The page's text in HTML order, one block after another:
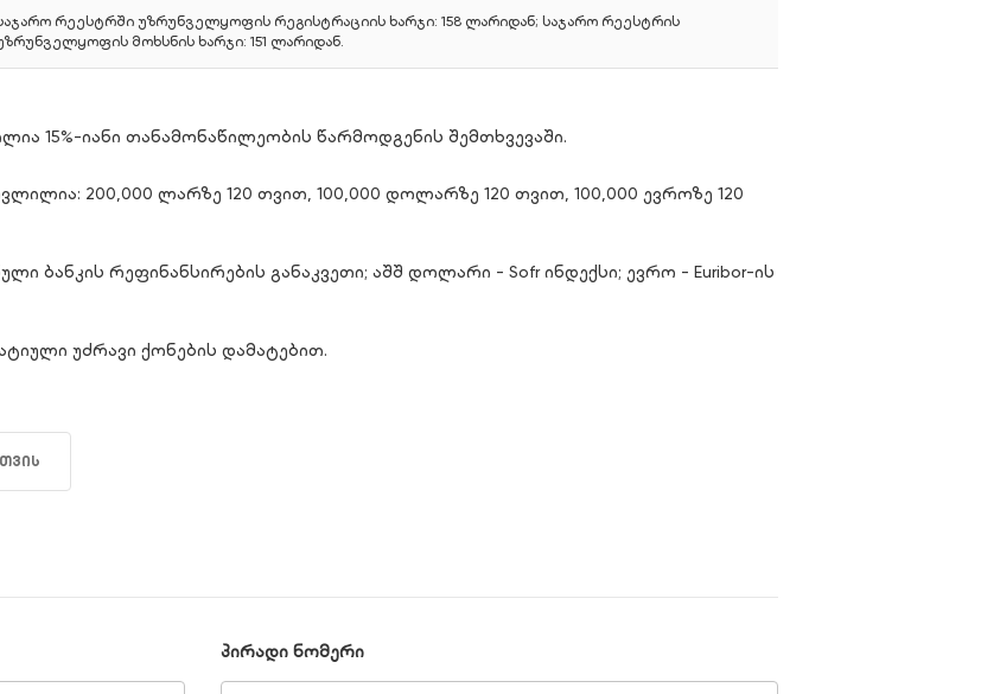
რეესტრში უზრუნველყოფის რეგისტრაციის ხარჯი: 158 ლარიდან; საჯარო რეესტრის
მოხსნის ხარჯი: 151 ლარიდან.
15%-იანი თანამონაწილეობის წარმოდგენის შემთხვევაში.
200,000 ლარზე 120 თვით, 100,000 დოლარზე 120 თვით, 100,000 ევროზე 120
ბანკის რეფინანსირების განაკვეთი; აშშ დოლარი - Sofr ინდექსი; ევრო - Euribor-ის
უძრავი ქონების დამატებით.
პირადი ნომერი